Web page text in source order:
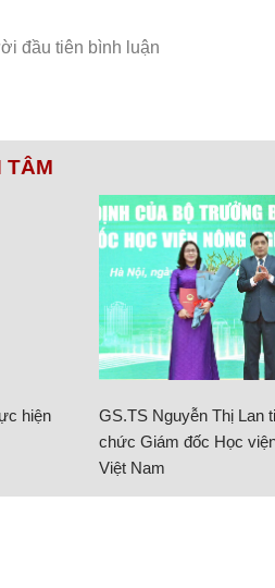
TÂM
hiện
GS.TS Nguyễn Thị Lan
chức Giám đốc Học
Việt Nam